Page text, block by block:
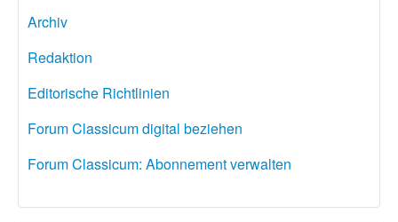
Archiv
Redaktion
Editorische Richtlinien
Forum Classicum digital beziehen
Forum Classicum: Abonnement verwalten